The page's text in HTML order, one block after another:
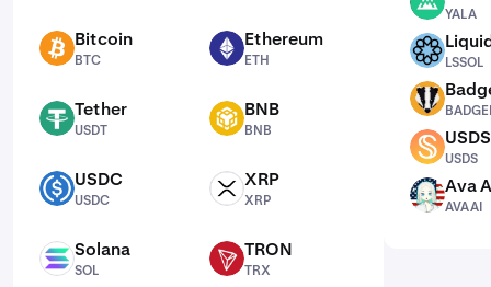
BTC Bitcoin
BTC
ETH Ethereum
ETH
USDT Tether
USDT
BNB BNB
BNB
USDC USDC
USDC
XRP XRP
XRP
SOL Solana
SOL
TRX TRON
TRX
YALA
YALA
LSSOL
LSSOL
BADGER
USDS USDS
USDS
AVAAI Ava
AVAAI